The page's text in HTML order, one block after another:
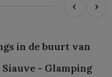
in de buurt van
- Glamping